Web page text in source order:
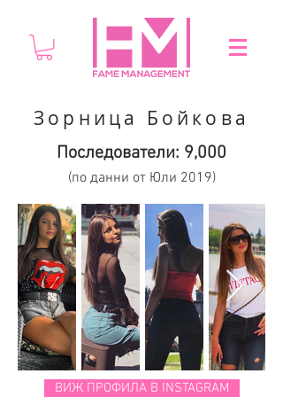
Зорница Бойкова
Последователи: 9,000
(по данни от Юли 2019)
ВИЖ ПРОФИЛА В INSTAGRAM